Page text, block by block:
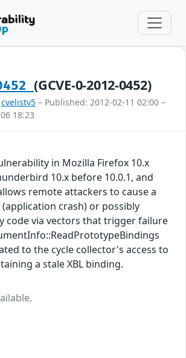
(GCVE-0-2012-0452)
cvelistv5 – Published: 2012-02-11 02:00 –
18:23
in Mozilla Firefox 10.x
10.x before 10.0.1, and
remote attackers to cause a
crash) or possibly
code via vectors that trigger failure
to the cycle collector's access to
a stale XBL binding.